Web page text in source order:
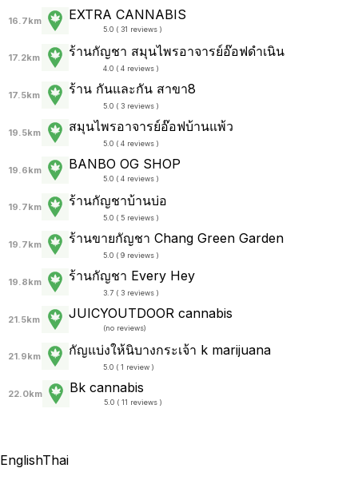
16.7km EXTRA CANNABIS
5.0 ( 31 reviews )
17.2km ร้านกัญชา สมุนไพรอาจารย์อ๊อฟดำเนิน
4.0 ( 4 reviews )
17.5km ร้าน กันและกัน สาขา8
5.0 ( 3 reviews )
19.5km สมุนไพรอาจารย์อ๊อฟบ้านแพ้ว
5.0 ( 4 reviews )
19.6km BANBO OG SHOP
5.0 ( 4 reviews )
19.7km ร้านกัญชาบ้านบ่อ
5.0 ( 5 reviews )
19.7km ร้านขายกัญชา Chang Green Garden
5.0 ( 9 reviews )
19.8km ร้านกัญชา Every Hey
3.7 ( 3 reviews )
21.5km JUICYOUTDOOR cannabis
(no reviews)
21.9km กัญแบ่งให้นิบางกระเจ้า k marijuana
5.0 ( 1 review )
22.0km Bk cannabis
5.0 ( 11 reviews )
EnglishThai